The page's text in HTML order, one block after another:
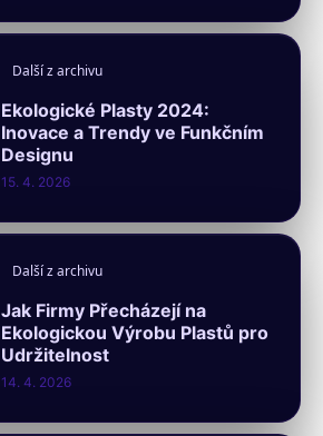
Další z archivu
Ekologické Plasty 2024:
Inovace a Trendy ve Funkčním
Designu
15. 4. 2026
Další z archivu
Jak Firmy Přecházejí na
Ekologickou Výrobu Plastů pro
Udržitelnost
14. 4. 2026